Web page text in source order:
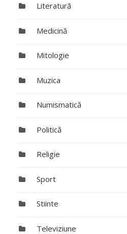
Literatură
Medicină
Mitologie
Muzica
Numismatică
Politică
Religie
Sport
Stiinte
Televiziune